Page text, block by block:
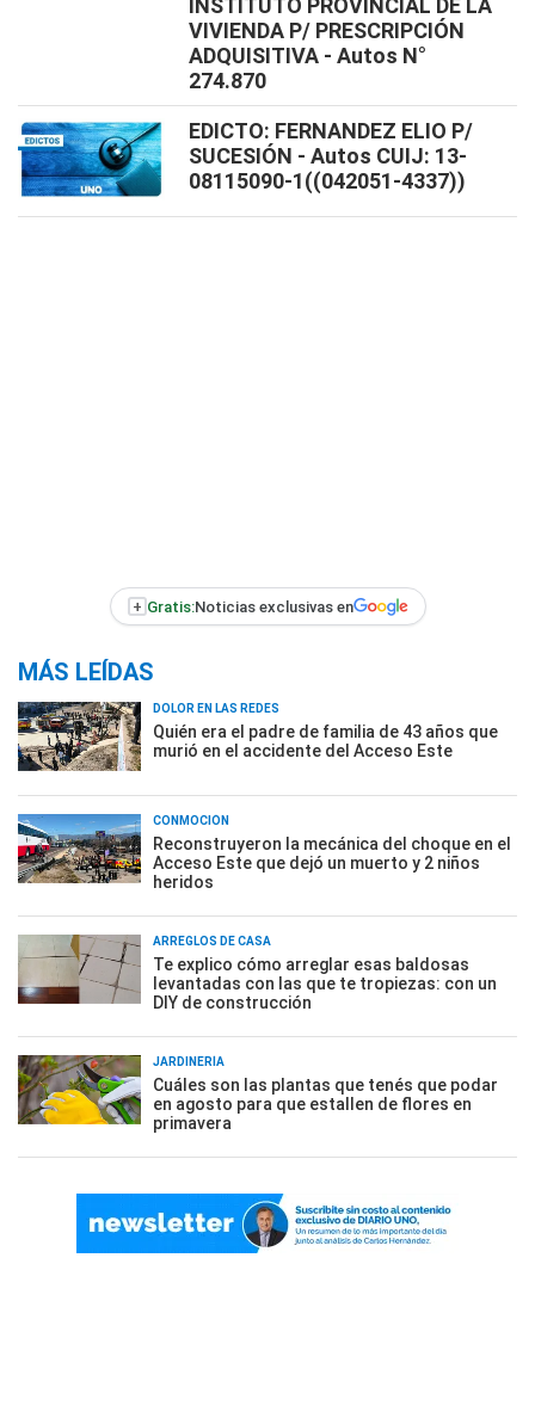
INSTITUTO PROVINCIAL DE LA
VIVIENDA P/ PRESCRIPCIÓN
ADQUISITIVA - Autos N°
274.870
EDICTO: FERNANDEZ ELIO P/
SUCESIÓN - Autos CUIJ: 13-
08115090-1((042051-4337))
+ Gratis:Noticias exclusivas en
MÁS LEÍDAS
DOLOR EN LAS REDES
Quién era el padre de familia de 43 años que
murió en el accidente del Acceso Este
CONMOCIÓN
Reconstruyeron la mecánica del choque en el
Acceso Este que dejó un muerto y 2 niños
heridos
ARREGLOS DE CASA
Te explico cómo arreglar esas baldosas
levantadas con las que te tropiezas: con un
DIY de construcción
JARDINERÍA
Cuáles son las plantas que tenés que podar
en agosto para que estallen de flores en
primavera